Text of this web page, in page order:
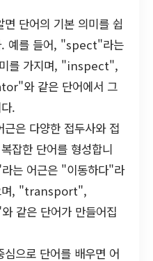
면 단어의 기본 의미를 쉽
. 예를 들어, "spect"라는
를 가지며, "inspect",
와 같은 단어에서 그
.
근은 다양한 접두사와 접
잡한 단어를 형성합니
는 어근은 "이동하다"라
며, "transport",
은 단어가 만들어집
심으로 단어를 배우면 어